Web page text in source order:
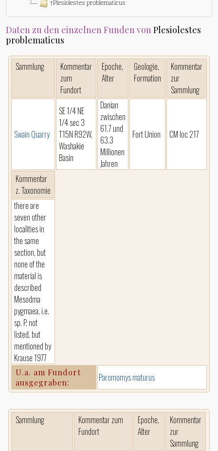
†Plesiolestes problematicus
Daten zu den einzelnen Funden vonPlesiolestes
problematicus
Sammlung
Kommentar
zum
Fundort
Epoche,
Alter
Geologie,
Formation
Kommentar
zur
Sammlung
Swain Quarry
SE 1/4 NE
1/4 sec 3
T15N R92W,
Washakie
Basin
Danian
zwischen
61.7 und
63.3
Millionen
Jahren
Fort Union CM loc 217
Kommentar
z. Taxonomie
there are
seven other
localities in
the same
section, but
none of the
material is
described
Mesodma
pygmaea, i.e.
sp. P, not
listed, but
mentioned by
Krause 1977
U.a. am Fundort
ausgegraben:
Paromomys maturus
Sammlung
Kommentar zum
Fundort
Epoche,
Alter
Kommentar
zur
Sammlung